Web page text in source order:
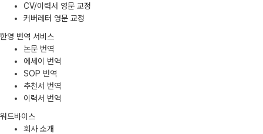
CV/이력서 영문 교정
커버레터 영문 교정
한영 번역 서비스
논문 번역
에세이 번역
SOP 번역
추천서 번역
이력서 번역
워드바이스
회사 소개